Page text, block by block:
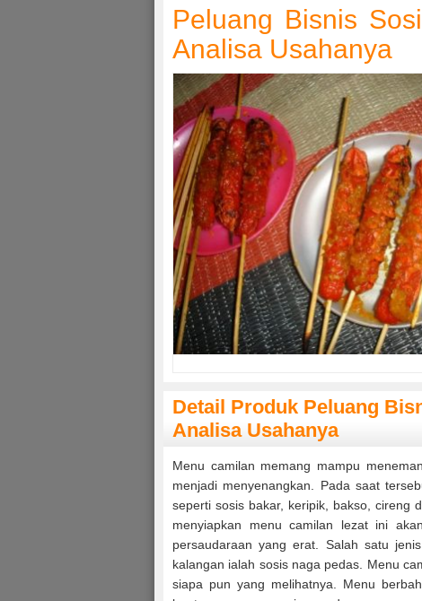
Peluang Bisnis
Analisa Usahanya
Detail Produk Peluang
Analisa Usahanya
Menu camilan memang mampu
menjadi menyenangkan. Pada saat
seperti sosis bakar, keripik, bakso, cireng
menyiapkan menu camilan lezat ini
persaudaraan yang erat. Salah satu
kalangan ialah sosis naga pedas. Menu
siapa pun yang melihatnya. Menu